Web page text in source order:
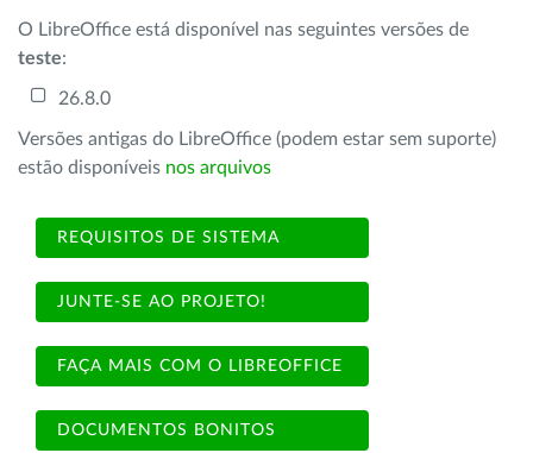
O LibreOffice está disponível nas seguintes versões de
teste:
26.8.0
Versões antigas do LibreOffice (podem estar sem suporte)
estão disponíveis nos arquivos
REQUISITOS DE SISTEMA
JUNTE-SE AO PROJETO!
FAÇA MAIS COM O LIBREOFFICE
DOCUMENTOS BONITOS